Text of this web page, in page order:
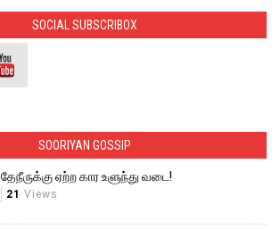
SOCIAL SUBSCRIBOX
SOORIYAN GOSSIP
தேநீருக்கு ஏற்ற கார உளுந்து வடை!
21 Views